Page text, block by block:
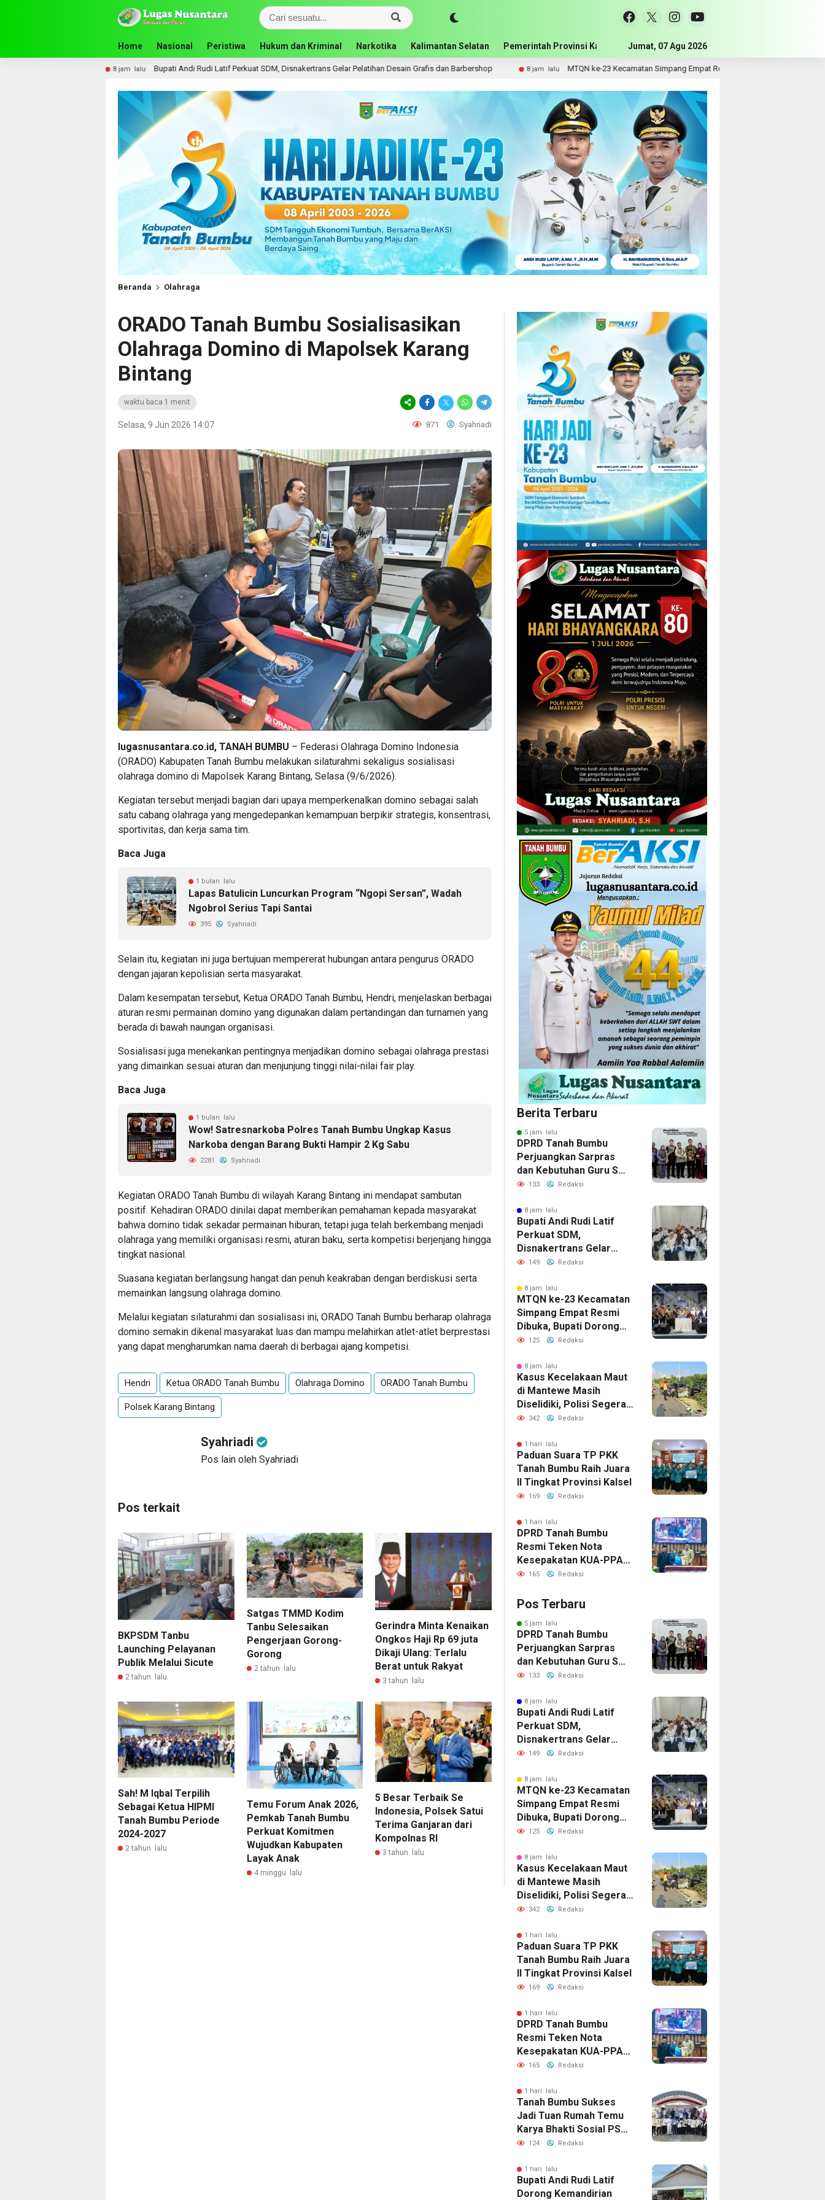
Home Nasional Peristiwa Hukum dan Kriminal Narkotika Kalimantan Selatan Pemerintah Provinsi Kalimantan Selatan Pemerintah Kabupaten Tanah
Jumat, 07 Agu 2026
Bupati Andi Rudi Latif Perkuat SDM, Disnakertrans Gelar Pelatihan Desain Grafis dan Barbershop 8 jam lalu MTQN ke-23 Kecamatan Simpang Empat Resmi Dibuka, Bupati Dorong Lahirnya Generasi Qur’ani
Beranda Olahraga
ORADO Tanah Bumbu Sosialisasikan
Olahraga Domino di Mapolsek Karang
Bintang
waktu baca 1 menit
Selasa, 9 Jun 2026 14:07 871 Syahriadi
lugasnusantara.co.id, TANAH BUMBU – Federasi Olahraga Domino Indonesia
(ORADO) Kabupaten Tanah Bumbu melakukan silaturahmi sekaligus sosialisasi
olahraga domino di Mapolsek Karang Bintang, Selasa (9/6/2026).
Kegiatan tersebut menjadi bagian dari upaya memperkenalkan domino sebagai salah
satu cabang olahraga yang mengedepankan kemampuan berpikir strategis, konsentrasi,
sportivitas, dan kerja sama tim.
Baca Juga
1 bulan lalu
Lapas Batulicin Luncurkan Program “Ngopi Sersan”, Wadah
Ngobrol Serius Tapi Santai
395 Syahriadi
Selain itu, kegiatan ini juga bertujuan mempererat hubungan antara pengurus ORADO
dengan jajaran kepolisian serta masyarakat.
Dalam kesempatan tersebut, Ketua ORADO Tanah Bumbu, Hendri, menjelaskan berbagai
aturan resmi permainan domino yang digunakan dalam pertandingan dan turnamen yang
berada di bawah naungan organisasi.
Sosialisasi juga menekankan pentingnya menjadikan domino sebagai olahraga prestasi
yang dimainkan sesuai aturan dan menjunjung tinggi nilai-nilai fair play.
Baca Juga
1 bulan lalu
Wow! Satresnarkoba Polres Tanah Bumbu Ungkap Kasus
Narkoba dengan Barang Bukti Hampir 2 Kg Sabu
2281 Syahriadi
Kegiatan ORADO Tanah Bumbu di wilayah Karang Bintang ini mendapat sambutan
positif. Kehadiran ORADO dinilai dapat memberikan pemahaman kepada masyarakat
bahwa domino tidak sekadar permainan hiburan, tetapi juga telah berkembang menjadi
olahraga yang memiliki organisasi resmi, aturan baku, serta kompetisi berjenjang hingga
tingkat nasional.
Suasana kegiatan berlangsung hangat dan penuh keakraban dengan berdiskusi serta
memainkan langsung olahraga domino.
Melalui kegiatan silaturahmi dan sosialisasi ini, ORADO Tanah Bumbu berharap olahraga
domino semakin dikenal masyarakat luas dan mampu melahirkan atlet-atlet berprestasi
yang dapat mengharumkan nama daerah di berbagai ajang kompetisi.
Hendri Ketua ORADO Tanah Bumbu Olahraga Domino ORADO Tanah Bumbu
Polsek Karang Bintang
Syahriadi
Pos lain oleh Syahriadi
Pos terkait
BKPSDM Tanbu
Launching Pelayanan
Publik Melalui Sicute
2 tahun lalu
Satgas TMMD Kodim
Tanbu Selesaikan
Pengerjaan Gorong-
Gorong
2 tahun lalu
Gerindra Minta Kenaikan
Ongkos Haji Rp 69 juta
Dikaji Ulang: Terlalu
Berat untuk Rakyat
3 tahun lalu
Sah! M Iqbal Terpilih
Sebagai Ketua HIPMI
Tanah Bumbu Periode
2024-2027
2 tahun lalu
Temu Forum Anak 2026,
Pemkab Tanah Bumbu
Perkuat Komitmen
Wujudkan Kabupaten
Layak Anak
4 minggu lalu
5 Besar Terbaik Se
Indonesia, Polsek Satui
Terima Ganjaran dari
Kompolnas RI
3 tahun lalu
Berita Terbaru
5 jam lalu
DPRD Tanah Bumbu
Perjuangkan Sarpras
dan Kebutuhan Guru SMA
ke Pemprov Kalsel
133 Redaksi
8 jam lalu
Bupati Andi Rudi Latif
Perkuat SDM,
Disnakertrans Gelar
Pelatihan Desain Grafis
149 Redaksi
8 jam lalu
MTQN ke-23 Kecamatan
Simpang Empat Resmi
Dibuka, Bupati Dorong
Lahirnya Generasi
125 Redaksi
8 jam lalu
Kasus Kecelakaan Maut
di Mantewe Masih
Diselidiki, Polisi Segera
Rilis Hasil
342 Redaksi
1 hari lalu
Paduan Suara TP PKK
Tanah Bumbu Raih Juara
II Tingkat Provinsi Kalsel
169 Redaksi
1 hari lalu
DPRD Tanah Bumbu
Resmi Teken Nota
Kesepakatan KUA-PPAS
Perubahan APBD 2026
165 Redaksi
Pos Terbaru
5 jam lalu
DPRD Tanah Bumbu
Perjuangkan Sarpras
dan Kebutuhan Guru SMA
ke Pemprov Kalsel
133 Redaksi
8 jam lalu
Bupati Andi Rudi Latif
Perkuat SDM,
Disnakertrans Gelar
Pelatihan Desain Grafis
149 Redaksi
8 jam lalu
MTQN ke-23 Kecamatan
Simpang Empat Resmi
Dibuka, Bupati Dorong
Lahirnya Generasi
125 Redaksi
8 jam lalu
Kasus Kecelakaan Maut
di Mantewe Masih
Diselidiki, Polisi Segera
Rilis Hasil
342 Redaksi
1 hari lalu
Paduan Suara TP PKK
Tanah Bumbu Raih Juara
II Tingkat Provinsi Kalsel
169 Redaksi
1 hari lalu
DPRD Tanah Bumbu
Resmi Teken Nota
Kesepakatan KUA-PPAS
Perubahan APBD 2026
165 Redaksi
1 hari lalu
Tanah Bumbu Sukses
Jadi Tuan Rumah Temu
Karya Bhakti Sosial PSM
Ke-23 Kalimantan
124 Redaksi
1 hari lalu
Bupati Andi Rudi Latif
Dorong Kemandirian